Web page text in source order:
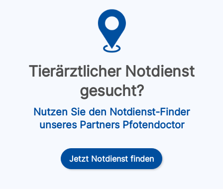
Tierärztlicher Notdienst
gesucht?
Nutzen Sie den Notdienst-Finder
unseres Partners Pfotendoctor
Jetzt Notdienst finden